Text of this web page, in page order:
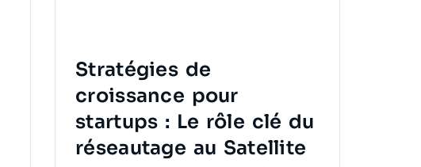
Stratégies de
croissance pour
startups : Le rôle clé du
réseautage au Satellite